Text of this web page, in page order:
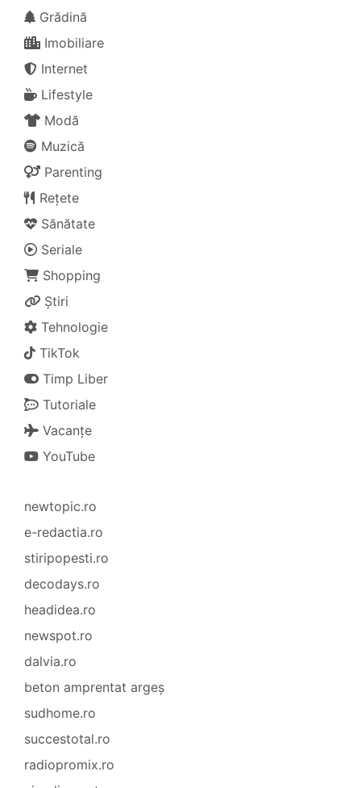
Grădină
Imobiliare
Internet
Lifestyle
Modă
Muzică
Parenting
Rețete
Sănătate
Seriale
Shopping
Știri
Tehnologie
TikTok
Timp Liber
Tutoriale
Vacanțe
YouTube
newtopic.ro
e-redactia.ro
stiripopesti.ro
decodays.ro
headidea.ro
newspot.ro
dalvia.ro
beton amprentat argeș
sudhome.ro
succestotal.ro
radiopromix.ro